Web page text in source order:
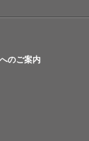
のご案内